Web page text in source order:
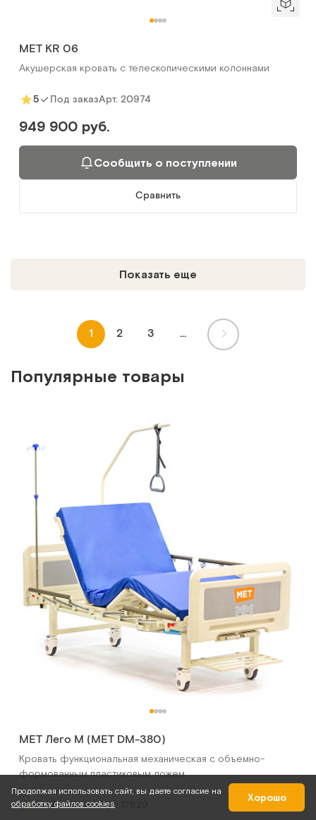
MET KR 06
Акушерская кровать с телескопическими колоннами
5 Под заказАрт. 20974
949 900 руб.
Сообщить о поступлении
Сравнить
Показать еще
1 2 3 ...
Популярные товары
MET Лего М (MET DM-380)
Кровать функциональная механическая с объемно-
формованным пластиковым ложем
5 В наличииАрт.
Продолжая использовать сайт, вы даете согласие на
обработку файлов cookies
Хорошо